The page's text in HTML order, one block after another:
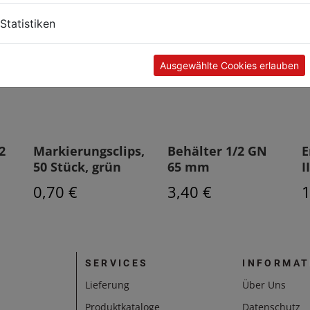
Markierungsclips,
50 Stück, grün
0,70 €
Behälter 1/2 GN
65 mm
3,40 €
SERVICES
Lieferung
Produktkataloge
Über Uns
Datenschutz
Statistiken
Ausgewählte Cookies erlauben